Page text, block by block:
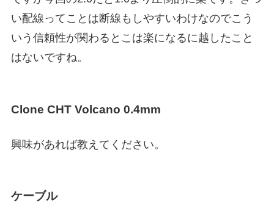
い配線ってことは断線もしやすいわけなのでこう
いう信頼性が関わるとこは楽になるに越したこと
はないですね。
Clone CHT Volcano 0.4mm
興味があれば教えてください。
ケーブル